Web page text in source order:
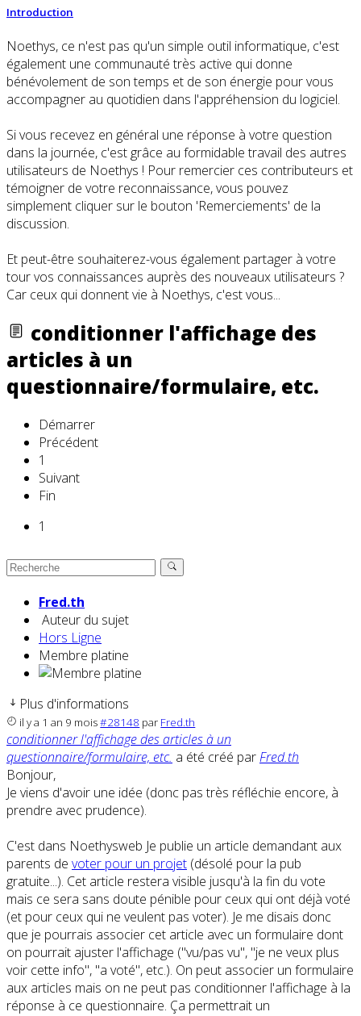
Introduction
Noethys, ce n'est pas qu'un simple outil informatique, c'est
également une communauté très active qui donne
bénévolement de son temps et de son énergie pour vous
accompagner au quotidien dans l'appréhension du logiciel.
Si vous recevez en général une réponse à votre question
dans la journée, c'est grâce au formidable travail des autres
utilisateurs de Noethys ! Pour remercier ces contributeurs et
témoigner de votre reconnaissance, vous pouvez
simplement cliquer sur le bouton 'Remerciements' de la
discussion.
Et peut-être souhaiterez-vous également partager à votre
tour vos connaissances auprès des nouveaux utilisateurs ?
Car ceux qui donnent vie à Noethys, c'est vous...
conditionner l'affichage des
articles à un
questionnaire/formulaire, etc.
Démarrer
Précédent
1
Suivant
Fin
1
Fred.th
Auteur du sujet
Hors Ligne
Membre platine
Plus d'informations
il y a 1 an 9 mois#28148 par Fred.th
conditionner l'affichage des articles à un
questionnaire/formulaire, etc. a été créé parFred.th
Bonjour,
Je viens d'avoir une idée (donc pas très réfléchie encore, à
prendre avec prudence).
C'est dans Noethysweb Je publie un article demandant aux
parents de voter pour un projet (désolé pour la pub
gratuite...). Cet article restera visible jusqu'à la fin du vote
mais ce sera sans doute pénible pour ceux qui ont déjà voté
(et pour ceux qui ne veulent pas voter). Je me disais donc
que je pourrais associer cet article avec un formulaire dont
on pourrait ajuster l'affichage ("vu/pas vu", "je ne veux plus
voir cette info", "a voté", etc.). On peut associer un formulaire
aux articles mais on ne peut pas conditionner l'affichage à la
réponse à ce questionnaire. Ça permettrait un